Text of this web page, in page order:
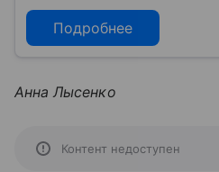
Подробнее
Анна Лысенко
Контент недоступен